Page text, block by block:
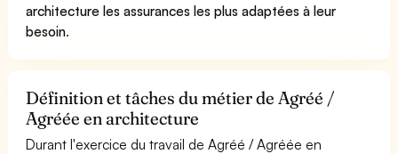
architecture les assurances les plus adaptées à leur
besoin.
Définition et tâches du métier de Agréé /
Agréée en architecture
Durant l'exercice du travail de Agréé / Agréée en